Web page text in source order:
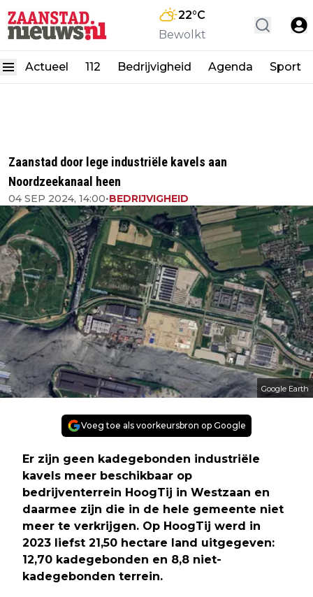
22°C
Bewolkt
Actueel 112 Bedrijvigheid Agenda Sport
Zaanstad door lege industriële kavels aan
Noordzeekanaal heen
04 SEP 2024, 14:00•BEDRIJVIGHEID
Google Earth
Voeg toe als voorkeursbron op Google
Er zijn geen kadegebonden industriële
kavels meer beschikbaar op
bedrijventerrein HoogTij in Westzaan en
daarmee zijn die in de hele gemeente niet
meer te verkrijgen. Op HoogTij werd in
2023 liefst 21,50 hectare land uitgegeven:
12,70 kadegebonden en 8,8 niet-
kadegebonden terrein.